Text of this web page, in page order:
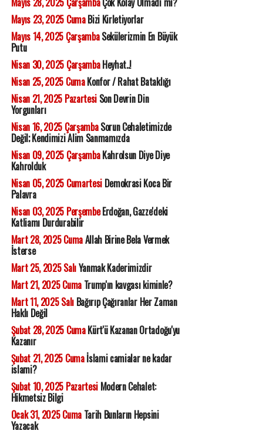
Mayıs 23, 2025 CumaBizi Kirletiyorlar
Mayıs 14, 2025 ÇarşambaSekülerizmin En Büyük
Putu
Nisan 30, 2025 ÇarşambaHeyhat..!
Nisan 25, 2025 CumaKonfor / Rahat Bataklığı
Nisan 21, 2025 PazartesiSon Devrin Din
Yorgunları
Nisan 16, 2025 ÇarşambaSorun Cehaletimizde
Değil; Kendimizi Alim Sanmamızda
Nisan 09, 2025 ÇarşambaKahrolsun Diye Diye
Kahrolduk
Nisan 05, 2025 CumartesiDemokrasi Koca Bir
Palavra
Nisan 03, 2025 PerşembeErdoğan, Gazze'deki
Katliamı Durdurabilir
Mart 28, 2025 CumaAllah Birine Bela Vermek
İsterse
Mart 25, 2025 SalıYanmak Kaderimizdir
Mart 21, 2025 CumaTrump'ın kavgası kiminle?
Mart 11, 2025 SalıBağırıp Çağıranlar Her Zaman
Haklı Değil
Şubat 28, 2025 CumaKürt'ü Kazanan Ortadoğu'yu
Kazanır
Şubat 21, 2025 Cumaİslami camialar ne kadar
islami?
Şubat 10, 2025 PazartesiModern Cehalet:
Hikmetsiz Bilgi
Ocak 31, 2025 CumaTarih Bunların Hepsini
Yazacak